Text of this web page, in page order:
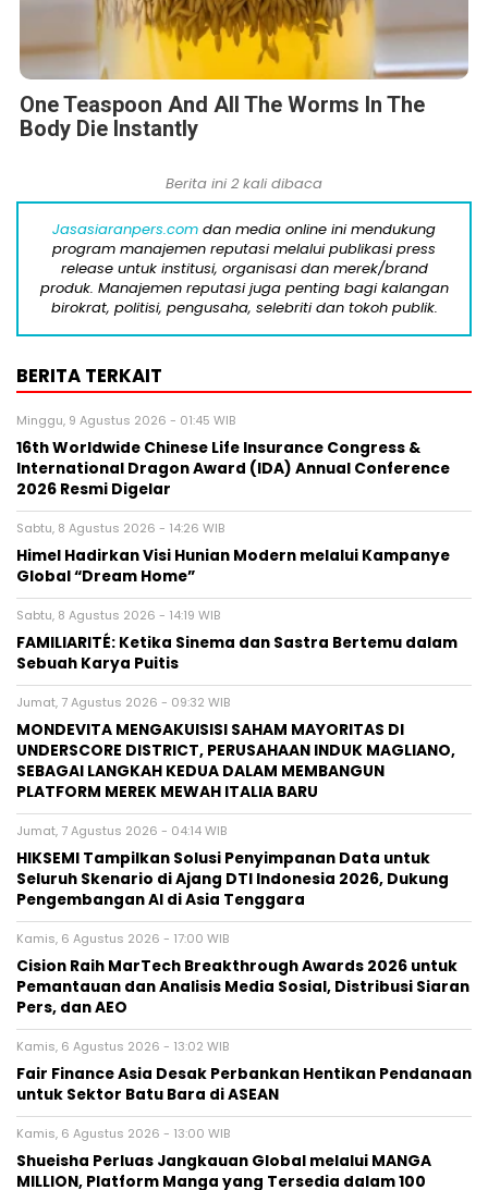
One Teaspoon And All The Worms In The
Body Die Instantly
Berita ini 2 kali dibaca
Jasasiaranpers.com dan media online ini mendukung
program manajemen reputasi melalui publikasi press
release untuk institusi, organisasi dan merek/brand
produk. Manajemen reputasi juga penting bagi kalangan
birokrat, politisi, pengusaha, selebriti dan tokoh publik.
BERITA TERKAIT
Minggu, 9 Agustus 2026 - 01:45 WIB
16th Worldwide Chinese Life Insurance Congress &
International Dragon Award (IDA) Annual Conference
2026 Resmi Digelar
Sabtu, 8 Agustus 2026 - 14:26 WIB
Himel Hadirkan Visi Hunian Modern melalui Kampanye
Global “Dream Home”
Sabtu, 8 Agustus 2026 - 14:19 WIB
FAMILIARITÉ: Ketika Sinema dan Sastra Bertemu dalam
Sebuah Karya Puitis
Jumat, 7 Agustus 2026 - 09:32 WIB
MONDEVITA MENGAKUISISI SAHAM MAYORITAS DI
UNDERSCORE DISTRICT, PERUSAHAAN INDUK MAGLIANO,
SEBAGAI LANGKAH KEDUA DALAM MEMBANGUN
PLATFORM MEREK MEWAH ITALIA BARU
Jumat, 7 Agustus 2026 - 04:14 WIB
HIKSEMI Tampilkan Solusi Penyimpanan Data untuk
Seluruh Skenario di Ajang DTI Indonesia 2026, Dukung
Pengembangan AI di Asia Tenggara
Kamis, 6 Agustus 2026 - 17:00 WIB
Cision Raih MarTech Breakthrough Awards 2026 untuk
Pemantauan dan Analisis Media Sosial, Distribusi Siaran
Pers, dan AEO
Kamis, 6 Agustus 2026 - 13:02 WIB
Fair Finance Asia Desak Perbankan Hentikan Pendanaan
untuk Sektor Batu Bara di ASEAN
Kamis, 6 Agustus 2026 - 13:00 WIB
Shueisha Perluas Jangkauan Global melalui MANGA
MILLION, Platform Manga yang Tersedia dalam 100